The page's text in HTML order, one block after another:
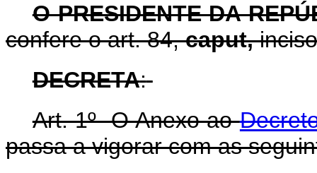
O PRESIDENTE DA
confere o art. 84,caput,
DECRETA:
Art. 1º O Anexo ao
passa a vigorar com as